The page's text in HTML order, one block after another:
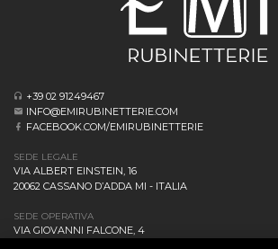
+39 02 91249467
INFO@EMIRUBINETTERIE.COM
FACEBOOK.COM/EMIRUBINETTERIE
SEDE LEGALE
VIA ALBERT EINSTEIN, 16
20062 CASSANO D’ADDA MI - ITALIA
SEDE OPERATIVA
VIA GIOVANNI FALCONE, 4